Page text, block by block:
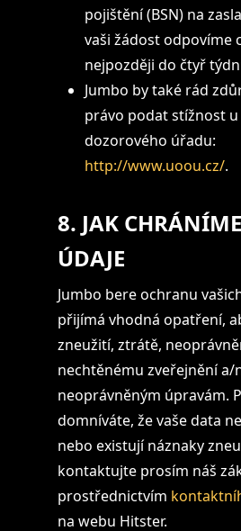
pojištění (BSN) na
vaši žádost odpovíme
nejpozději do čtyř
Jumbo by také rád
právo podat stížnost
dozorového úřadu:
http://www.uoou.cz/.
8. JAK
ÚDAJE
Jumbo bere ochranu
přijímá vhodná opatření,
zneužití, ztrátě,
nechtěnému zveřejnění a/
neoprávněným úpravám.
domníváte, že vaše data
nebo existují náznaky
kontaktujte prosím náš
prostřednictvím
na webu Hitster.